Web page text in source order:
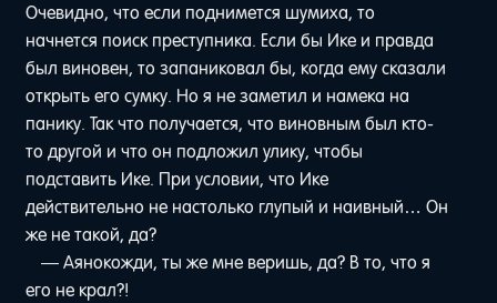
Очевидно, что если поднимется шумиха, то
начнется поиск преступника. Если бы Ике и правда
был виновен, то запаниковал бы, когда ему сказали
открыть его сумку. Но я не заметил и намека на
панику. Так что получается, что виновным был кто-
то другой и что он подложил улику, чтобы
подставить Ике. При условии, что Ике
действительно не настолько глупый и наивный… Он
же не такой, да?
— Аянокожди, ты же мне веришь, да? В то, что я
его не крал?!